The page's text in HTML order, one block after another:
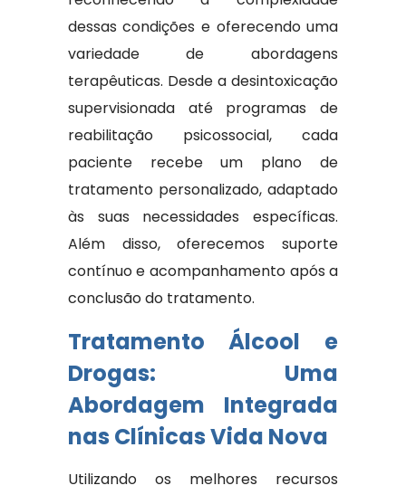
dessas condições e oferecendo uma
variedade de abordagens
terapêuticas. Desde a desintoxicação
supervisionada até programas de
reabilitação psicossocial, cada
paciente recebe um plano de
tratamento personalizado, adaptado
às suas necessidades específicas.
Além disso, oferecemos suporte
contínuo e acompanhamento após a
conclusão do tratamento.
Tratamento Álcool e
Drogas: Uma
Abordagem Integrada
nas Clínicas Vida Nova
Utilizando os melhores recursos